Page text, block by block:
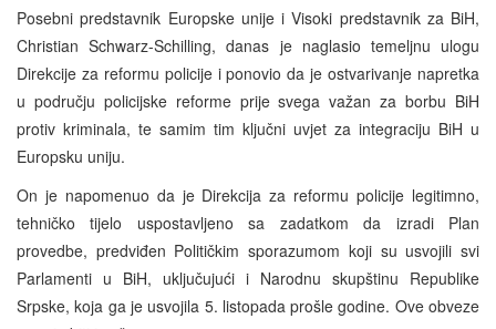
Posebni predstavnik Europske unije i Visoki predstavnik za BiH,
Christian Schwarz-Schilling, danas je naglasio temeljnu ulogu
Direkcije za reformu policije i ponovio da je ostvarivanje napretka
u području policijske reforme prije svega važan za borbu BiH
protiv kriminala, te samim tim ključni uvjet za integraciju BiH u
Europsku uniju.
On je napomenuo da je Direkcija za reformu policije legitimno,
tehničko tijelo uspostavljeno sa zadatkom da izradi Plan
provedbe, predviđen Političkim sporazumom koji su usvojili svi
Parlamenti u BiH, uključujući i Narodnu skupštinu Republike
Srpske, koja ga je usvojila 5. listopada prošle godine. Ove obveze